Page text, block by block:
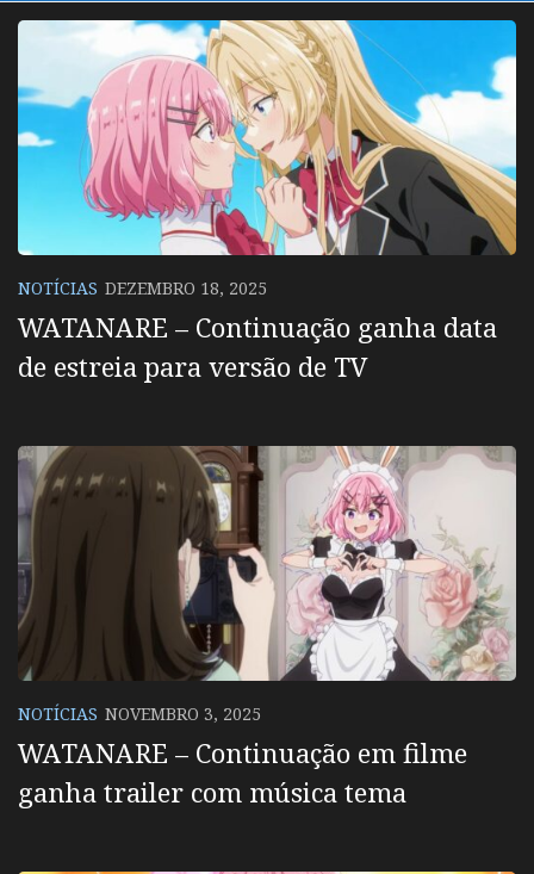
NOTÍCIAS DEZEMBRO 18, 2025
WATANARE – Continuação ganha data
de estreia para versão de TV
NOTÍCIAS NOVEMBRO 3, 2025
WATANARE – Continuação em filme
ganha trailer com música tema